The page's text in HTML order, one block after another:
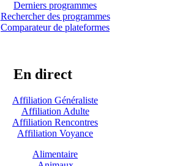
Derniers programmes
Rechercher des programmes
Comparateur de plateformes
En direct
Affiliation Généraliste
Affiliation Adulte
Affiliation Rencontres
Affiliation Voyance
Alimentaire